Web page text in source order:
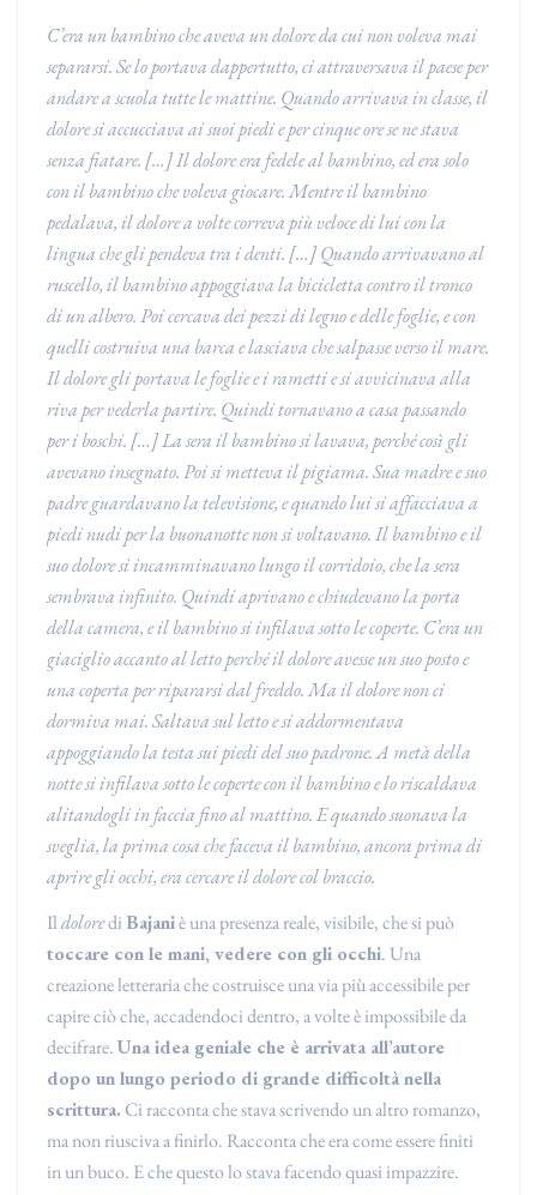
C’era un bambino che aveva un dolore da cui non voleva mai
separarsi. Se lo portava dappertutto, ci attraversava il paese per
andare a scuola tutte le mattine. Quando arrivava in classe, il
dolore si accucciava ai suoi piedi e per cinque ore se ne stava
senza fiatare. […] Il dolore era fedele al bambino, ed era solo
con il bambino che voleva giocare. Mentre il bambino
pedalava, il dolore a volte correva più veloce di lui con la
lingua che gli pendeva tra i denti. […] Quando arrivavano al
ruscello, il bambino appoggiava la bicicletta contro il tronco
di un albero. Poi cercava dei pezzi di legno e delle foglie, e con
quelli costruiva una barca e lasciava che salpasse verso il mare.
Il dolore gli portava le foglie e i rametti e si avvicinava alla
riva per vederla partire. Quindi tornavano a casa passando
per i boschi. […] La sera il bambino si lavava, perché così gli
avevano insegnato. Poi si metteva il pigiama. Sua madre e suo
padre guardavano la televisione, e quando lui si affacciava a
piedi nudi per la buonanotte non si voltavano. Il bambino e il
suo dolore si incamminavano lungo il corridoio, che la sera
sembrava infinito. Quindi aprivano e chiudevano la porta
della camera, e il bambino si infilava sotto le coperte. C’era un
giaciglio accanto al letto perché il dolore avesse un suo posto e
una coperta per ripararsi dal freddo. Ma il dolore non ci
dormiva mai. Saltava sul letto e si addormentava
appoggiando la testa sui piedi del suo padrone. A metà della
notte si infilava sotto le coperte con il bambino e lo riscaldava
alitandogli in faccia fino al mattino. E quando suonava la
sveglia, la prima cosa che faceva il bambino, ancora prima di
aprire gli occhi, era cercare il dolore col braccio.
Ildoloredi Bajaniè una presenza reale, visibile, che si può
toccare con le mani, vedere con gli occhi. Una
creazione letteraria che costruisce una via più accessibile per
capire ciò che, accadendoci dentro, a volte è impossibile da
decifrare.Una idea geniale che è arrivata all’autore
dopo un lungo periodo di grande difficoltà nella
scrittura.Ci racconta che stava scrivendo un altro romanzo,
ma non riusciva a finirlo. Racconta che era come essere finiti
in un buco. E che questo lo stava facendo quasi impazzire.